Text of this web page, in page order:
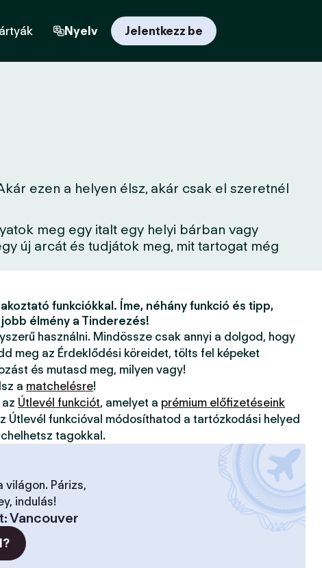
Nyelv Jelentkezz be
ezen a helyen élsz, akár csak el szeretnél
meg egy italt egy helyi bárban vagy
új arcát és tudjátok meg, mit tartogat még
funkciókkal. Íme, néhány funkció és tipp,
élmény a Tinderezés!
használni. Mindössze csak annyi a dolgod, hogy
meg az Érdeklődési köreidet, tölts fel képeket
és mutasd meg, milyen vagy!
a matchelésre!
Útlevél funkciót, amelyet a prémium előfizetéseink
Útlevél funkcióval módosíthatod a tartózkodási helyed
tagokkal.
világon. Párizs,
indulás!
:Vancouver